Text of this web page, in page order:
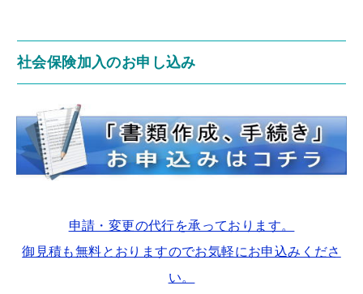
社会保険加入のお申し込み
申請・変更の代行を承っております。
御見積も無料とおりますのでお気軽にお申込みくださ
い。